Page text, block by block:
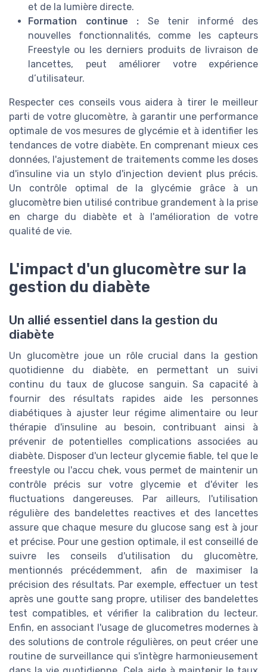
et de la lumière directe.
Formation continue : Se tenir informé des
nouvelles fonctionnalités, comme les capteurs
Freestyle ou les derniers produits de livraison de
lancettes, peut améliorer votre expérience
d’utilisateur.
Respecter ces conseils vous aidera à tirer le meilleur
parti de votre glucomètre, à garantir une performance
optimale de vos mesures de glycémie et à identifier les
tendances de votre diabète. En comprenant mieux ces
données, l'ajustement de traitements comme les doses
d'insuline via un stylo d'injection devient plus précis.
Un contrôle optimal de la glycémie grâce à un
glucomètre bien utilisé contribue grandement à la prise
en charge du diabète et à l'amélioration de votre
qualité de vie.
L'impact d'un glucomètre sur la
gestion du diabète
Un allié essentiel dans la gestion du
diabète
Un glucomètre joue un rôle crucial dans la gestion
quotidienne du diabète, en permettant un suivi
continu du taux de glucose sanguin. Sa capacité à
fournir des résultats rapides aide les personnes
diabétiques à ajuster leur régime alimentaire ou leur
thérapie d'insuline au besoin, contribuant ainsi à
prévenir de potentielles complications associées au
diabète. Disposer d'un lecteur glycemie fiable, tel que le
freestyle ou l'accu chek, vous permet de maintenir un
contrôle précis sur votre glycemie et d'éviter les
fluctuations dangereuses. Par ailleurs, l'utilisation
régulière des bandelettes reactives et des lancettes
assure que chaque mesure du glucose sang est à jour
et précise. Pour une gestion optimale, il est conseillé de
suivre les conseils d'utilisation du glucomètre,
mentionnés précédemment, afin de maximiser la
précision des résultats. Par exemple, effectuer un test
après une goutte sang propre, utiliser des bandelettes
test compatibles, et vérifier la calibration du lecteur.
Enfin, en associant l'usage de glucometres modernes à
des solutions de controle régulières, on peut créer une
routine de surveillance qui s'intègre harmonieusement